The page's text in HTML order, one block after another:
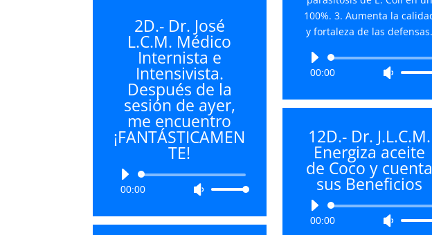
flecha
arriba/abajo
para
aumentar
o
disminuir
el
volumen.
2D.- Dr. José
L.C.M. Médico
Internista e
Intensivista.
Después de la
sesión de ayer,
me encuentro
¡FANTÁSTICAMEN
TE!
Reproductor
00:00
Utiliza
100%. 3. Aumenta la
y fortaleza de las defensas.
Reproductor
00:00
Utiliza
flecha
arriba/
para
aumentar
12D.- Dr. J.L.C.M.
Energiza aceite
de Coco y cuenta
sus Beneficios
Reproductor
00:00
Utiliza